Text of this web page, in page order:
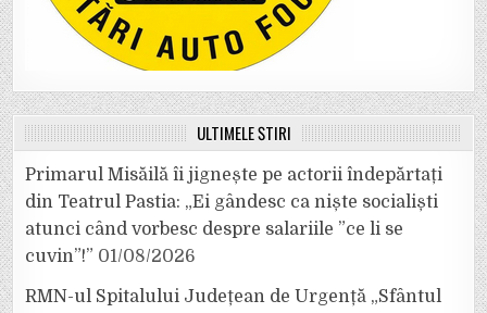
ULTIMELE ȘTIRI
Primarul Misăilă îi jignește pe actorii îndepărtați
din Teatrul Pastia: „Ei gândesc ca niște socialiști
atunci când vorbesc despre salariile ”ce li se
cuvin”!” 01/08/2026
RMN-ul Spitalului Județean de Urgență „Sfântul